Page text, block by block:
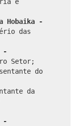
Hobaika -
das
-
Setor;
do
da
-